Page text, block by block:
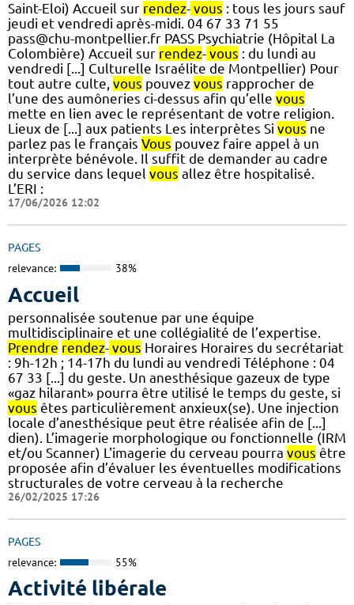
Saint-Eloi) Accueil sur rendez- vous : tous les jours sauf
jeudi et vendredi après-midi. 04 67 33 71 55
pass@chu-montpellier.fr PASS Psychiatrie (Hôpital La
Colombière) Accueil sur rendez- vous : du lundi au
vendredi [...] Culturelle Israélite de Montpellier) Pour
tout autre culte, vous pouvez vous rapprocher de
l’une des aumôneries ci-dessus afin qu’elle vous
mette en lien avec le représentant de votre religion.
Lieux de [...] aux patients Les interprètes Si vous ne
parlez pas le français Vous pouvez faire appel à un
interprète bénévole. Il suffit de demander au cadre
du service dans lequel vous allez être hospitalisé.
L’ERI :
17/06/2026 12:02
PAGES
relevance: 38%
Accueil
personnalisée soutenue par une équipe
multidisciplinaire et une collégialité de l’expertise.
Prendre rendez- vous Horaires Horaires du secrétariat
: 9h-12h ; 14-17h du lundi au vendredi Téléphone : 04
67 33 [...] du geste. Un anesthésique gazeux de type
«gaz hilarant» pourra être utilisé le temps du geste, si
vous êtes particulièrement anxieux(se). Une injection
locale d’anesthésique peut être réalisée afin de [...]
dien). L’imagerie morphologique ou fonctionnelle (IRM
et/ou Scanner) L'imagerie du cerveau pourra vous être
proposée afin d’évaluer les éventuelles modifications
structurales de votre cerveau à la recherche
26/02/2025 17:26
PAGES
relevance: 55%
Activité libérale